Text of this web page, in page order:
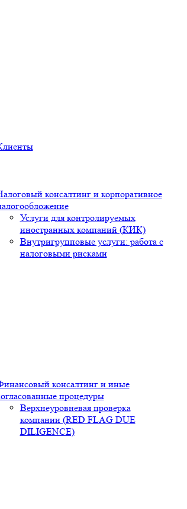
консалтинг и корпоративное
Услуги для контролируемых
иностранных компаний (КИК)
Внутригрупповые услуги: работа с
налоговыми рисками
консалтинг и иные
процедуры
Верхнеуровневая проверка
компании (RED FLAG DUE
DILIGENCE)